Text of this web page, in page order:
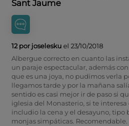
Sant Jaume
12 por joselesku el 23/10/2018
Albergue correcto en cuanto las
un paraje espectacular, además
que es una joya, no pudimos verla
llegamos tarde y por la mañana
sentido es casi mejor ir de paso si
iglesia del Monasterio, si te interesa
includio la cena y el desayuno, tipo
monjas simpáticas. Recomendable.